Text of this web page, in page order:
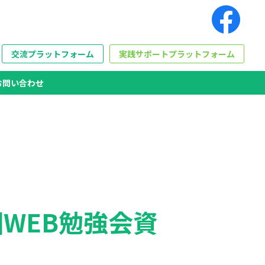
交流プラットフォーム 実践サポートプラットフォーム
問い合わせ
勉強会資